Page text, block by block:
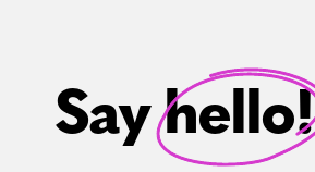
Say hello!